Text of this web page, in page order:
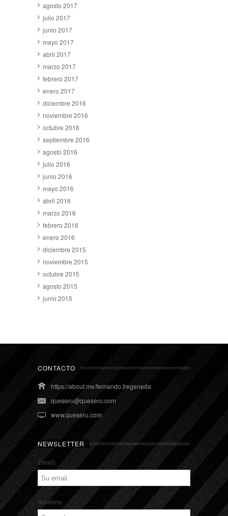
agosto 2017
julio 2017
junio 2017
mayo 2017
abril 2017
marzo 2017
febrero 2017
enero 2017
diciembre 2016
noviembre 2016
octubre 2016
septiembre 2016
agosto 2016
julio 2016
junio 2016
mayo 2016
abril 2016
marzo 2016
febrero 2016
enero 2016
diciembre 2015
noviembre 2015
octubre 2015
agosto 2015
junio 2015
CONTACTO
https://about.me/fernando.fregeneda
queseru@queseru.com
www.queseru.com
NEWSLETTER
Email:
Nombre: